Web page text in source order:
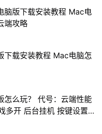
脑版下载安装教程 Mac电
端攻略
下载安装教程 Mac电脑怎
怎么玩？ 代号：云端性能
多开 后台挂机 按键设置